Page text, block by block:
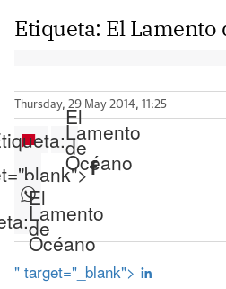
Etiqueta: El Lamento
Thursday, 29 May 2014, 11:25
El
Lamento
de
Océano
El
Lamento
de
Océano
" target="_blank">